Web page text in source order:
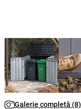
Galerie completă (8)